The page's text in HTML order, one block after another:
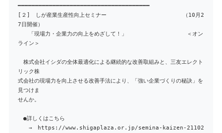
━━━━━━━━━━━━━━━━━━━━━━━━━━━━━━━━━━━━━━
[２] しが産業生産性向上セミナー （10月2
7日開催）
「現場力・企業力の向上をめざして！」 ＜オン
ライン＞
株式会社イシダの全体最適化による継続的な改善取組みと、三友エレクト
リック株
式会社の現場力を向上させる改善手法により、「強い企業づくりの秘訣」を
見つけま
せんか。
●詳しくはこちら
→ https://www.shigaplaza.or.jp/semina-kaizen-21102